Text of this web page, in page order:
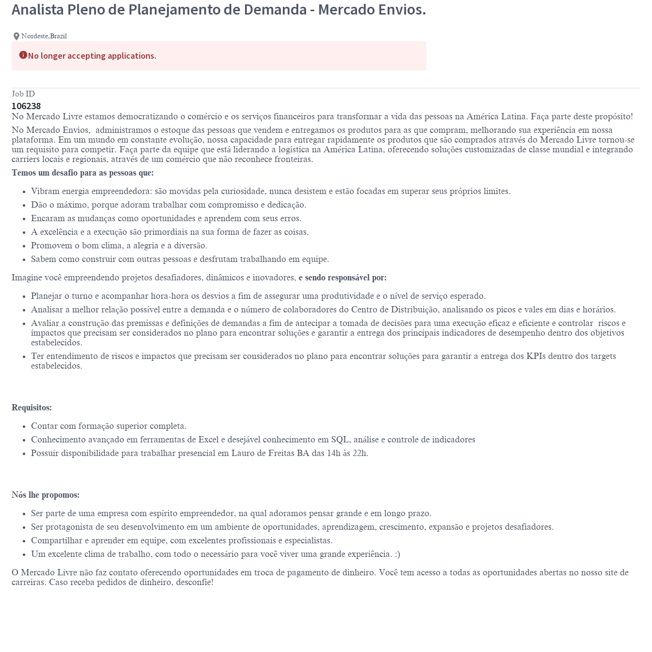
Analista Pleno de Planejamento de Demanda - Mercado Envios.
Nordeste,Brazil
No longer accepting applications.
Job ID
106238
No Mercado Livre estamos democratizando o comércio e os serviços financeiros para transformar a vida das pessoas na América Latina. Faça parte deste propósito!
No Mercado Envios, administramos o estoque das pessoas que vendem e entregamos os produtos para as que compram, melhorando sua experiência em nossa
plataforma. Em um mundo em constante evolução, nossa capacidade para entregar rapidamente os produtos que são comprados através do Mercado Livre tornou-se
um requisito para competir. Faça parte da equipe que está liderando a logística na América Latina, oferecendo soluções customizadas de classe mundial e integrando
carriers locais e regionais, através de um comércio que não reconhece fronteiras.
Temos um desafio para as pessoas que:
Vibram energia empreendedora: são movidas pela curiosidade, nunca desistem e estão focadas em superar seus próprios limites.
Dão o máximo, porque adoram trabalhar com compromisso e dedicação.
Encaram as mudanças como oportunidades e aprendem com seus erros.
A excelência e a execução são primordiais na sua forma de fazer as coisas.
Promovem o bom clima, a alegria e a diversão.
Sabem como construir com outras pessoas e desfrutam trabalhando em equipe.
Imagine você empreendendo projetos desafiadores, dinâmicos e inovadores, e sendo responsável por:
Planejar o turno e acompanhar hora-hora os desvios a fim de assegurar uma produtividade e o nível de serviço esperado.
Analisar a melhor relação possível entre a demanda e o número de colaboradores do Centro de Distribuição, analisando os picos e vales em dias e horários.
Avaliar a construção das premissas e definições de demandas a fim de antecipar a tomada de decisões para uma execução eficaz e eficiente e controlar riscos e
impactos que precisam ser considerados no plano para encontrar soluções e garantir a entrega dos principais indicadores de desempenho dentro dos objetivos
estabelecidos.
Ter entendimento de riscos e impactos que precisam ser considerados no plano para encontrar soluções para garantir a entrega dos KPIs dentro dos targets
estabelecidos.
Requisitos:
Contar com formação superior completa.
Conhecimento avançado em ferramentas de Excel e desejável conhecimento em SQL, análise e controle de indicadores
Possuir disponibilidade para trabalhar presencial em Lauro de Freitas BA das 14h às 22h.
Nós lhe propomos:
Ser parte de uma empresa com espírito empreendedor, na qual adoramos pensar grande e em longo prazo.
Ser protagonista de seu desenvolvimento em um ambiente de oportunidades, aprendizagem, crescimento, expansão e projetos desafiadores.
Compartilhar e aprender em equipe, com excelentes profissionais e especialistas.
Um excelente clima de trabalho, com todo o necessário para você viver uma grande experiência. :)
O Mercado Livre não faz contato oferecendo oportunidades em troca de pagamento de dinheiro. Você tem acesso a todas as oportunidades abertas no nosso site de
carreiras. Caso receba pedidos de dinheiro, desconfie!